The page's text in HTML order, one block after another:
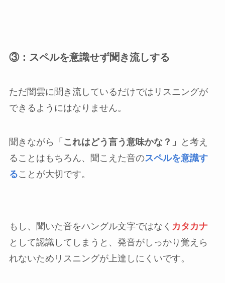
③：スペルを意識せず聞き流しする
ただ闇雲に聞き流しているだけではリスニングが
できるようにはなりません。
聞きながら「 これはどう言う意味かな？」
と考え
ることはもちろん、聞こえた音のスペルを意識す
ることが大切です。
もし、聞いた音をハングル文字ではなく カタカナ
として認識してしまうと、発音がしっかり覚えら
れないためリスニングが上達しにくいです。